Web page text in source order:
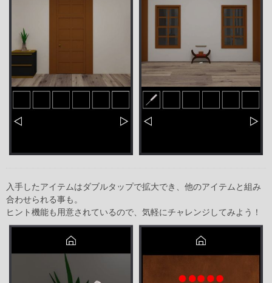
入手したアイテムはダブルタップで拡大でき、他のアイテムと組み
合わせられる事も。
ヒント機能も用意されているので、気軽にチャレンジしてみよう！